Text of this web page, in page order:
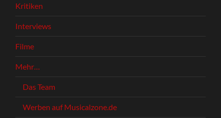
Kritiken
Interviews
Filme
Mehr…
Das Team
Werben auf Musicalzone.de